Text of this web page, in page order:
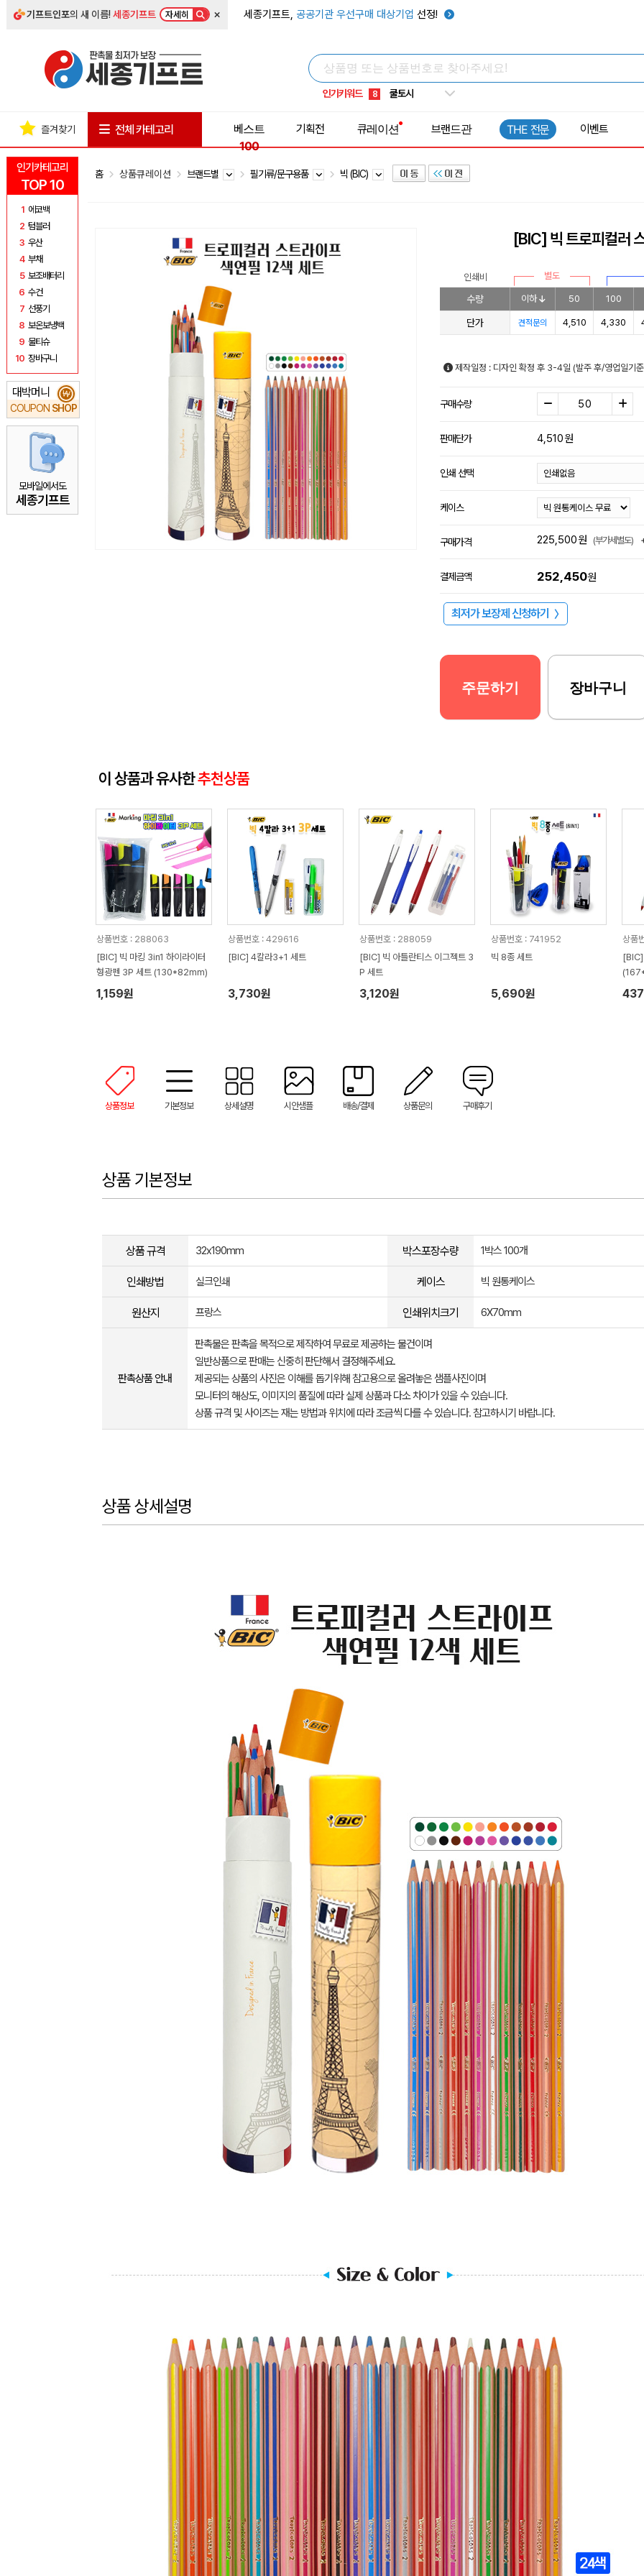
기프트인포의 새 이름!세종기프트 자세히 × 세종기프트, 공공기관 우선구매 대상기업 선정!
인기키워드
5 키캡
8 쿨토시
9 넥쿨러
1 선풍기
인기카테고리
TOP 10
1 에코백
2 텀블러
3 우산
4 부채
5 보조배터리
6 수건
7 선풍기
8 보온보냉백
9 물티슈
10 장바구니
대박머니
COUPON SHOP
₩
모바일에서도
세종기프트
즐겨찾기 전체 카테고리
베스트
100
기획전 큐레이션 브랜드관 THE 전문 이벤트
홈 상품큐레이션 브랜드별 필기류/문구용품 빅 (BIC)
[BIC] 빅 트로피컬러
인쇄비 별도
수량 이하 50 100
단가 견적문의 4,510 4,330
제작일정 : 디자인 확정 후 3-4일 (발주 후/영업일기
구매수량
판매단가 4,510원
인쇄 선택
케이스
구매가격 225,500원 (부가세별도)
결제금액 252,450원
최저가 보장제 신청하기 〉
주문하기 장바구니
이 상품과 유사한추천상품
상품번호 : 288063
[BIC] 빅 마킹 3in1 하이라이터
형광펜 3P 세트 (130*82mm)
1,159원
상품번호 : 429616
[BIC] 4칼라3+1 세트
3,730원
상품번호 : 288059
[BIC] 빅 아틀란티스 이그젝트 3
P 세트
3,120원
상품번호 : 741952
빅 8종 세트
5,690원
상품
[BIC]
상품정보 기본정보 상세설명 시안샘플 배송/결제 상품문의 구매후기
상품 기본정보
상품 규격 32x190mm 박스포장수량 1박스 100개
인쇄방법 실크인쇄 케이스 빅 원통케이스
원산지 프랑스 인쇄위치크기 6X70mm
판촉상품 안내
판촉물은 판촉을 목적으로 제작하여 무료로 제공하는 물건이며
일반상품으로 판매는 신중히 판단해서 결정해주세요.
제공되는 상품의 사진은 이해를 돕기위해 참고용으로 올려놓은 샘플사진이며
모니터의 해상도, 이미지의 품질에 따라 실제 상품과 다소 차이가 있을 수 있습니다.
상품 규격 및 사이즈는 재는 방법과 위치에 따라 조금씩 다를 수 있습니다. 참고하시기 바랍니다.
상품 상세설명